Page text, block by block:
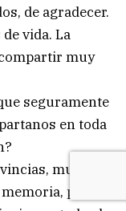
de agradecer.
vida. La
muy
seguramente
en toda
muchas.
pero